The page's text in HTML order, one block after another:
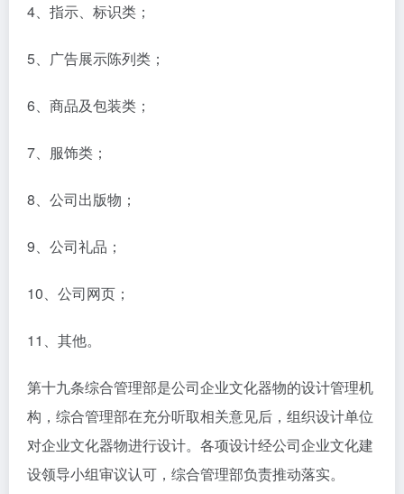
4、指示、标识类；
5、广告展示陈列类；
6、商品及包装类；
7、服饰类；
8、公司出版物；
9、公司礼品；
10、公司网页；
11、其他。
第十九条综合管理部是公司企业文化器物的设计管理机
构，综合管理部在充分听取相关意见后，组织设计单位
对企业文化器物进行设计。各项设计经公司企业文化建
设领导小组审议认可，综合管理部负责推动落实。